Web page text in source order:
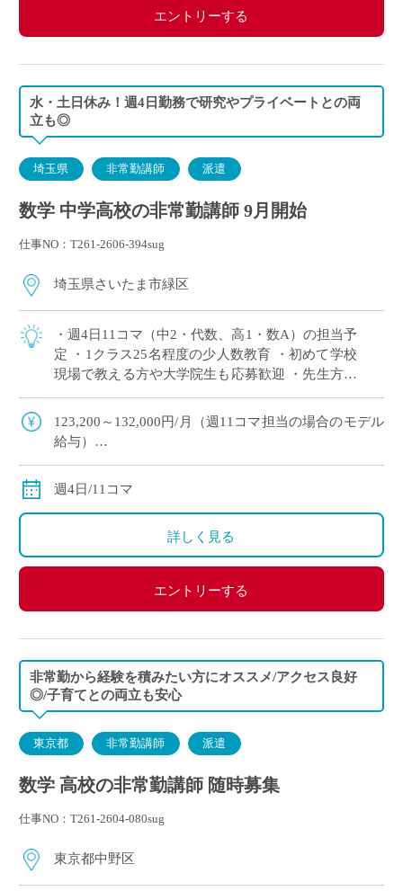
エントリーする
水・土日休み！週4日勤務で研究やプライベートとの両
立も◎
埼玉県 非常勤講師 派遣
数学 中学高校の非常勤講師 9月開始
仕事NO：T261-2606-394sug
埼玉県さいたま市緑区
・週4日11コマ（中2・代数、高1・数A）の担当予
定 ・1クラス25名程度の少人数教育 ・初めて学校
現場で教える方や大学院生も応募歓迎 ・先生方へ
れる学校です ・兼務も〇研究や […]
123,200～132,000円/月（週11コマ担当の場合のモデル
給与）
◇交通費別途支給
週4日/11コマ
詳しく見る
エントリーする
非常勤から経験を積みたい方にオススメ/アクセス良好
◎/子育てとの両立も安心
東京都 非常勤講師 派遣
数学 高校の非常勤講師 随時募集
仕事NO：T261-2604-080sug
東京都中野区